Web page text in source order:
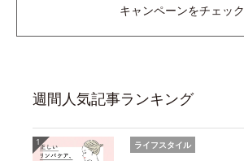
キャンペーンをチェック
週間人気記事ランキング
ライフスタイル